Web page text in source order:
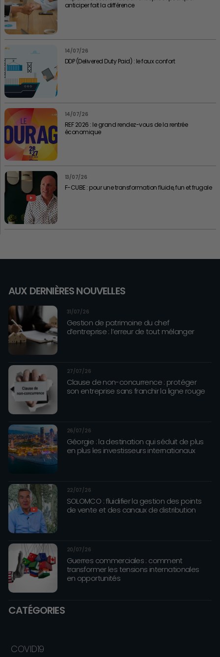
anticiper fait la différence
14/07/26
DDP (Delivered Duty Paid) : le faux confort
14/07/26
REF 2026 : le grand rendez-vous de la rentrée
économique
13/07/26
F-CUBE : pour une transformation fluide, fun et frugale
AUX DERNIÈRES NOUVELLES
31/07/26
Gestion de patrimoine du chef
d’entreprise : l’erreur de tout mélanger
27/07/26
Clause de non-concurrence : protéger
son entreprise sans franchir la ligne rouge
26/07/26
Géorgie : la destination qui séduit de plus
en plus les investisseurs internationaux
22/07/26
SOLOMCO : fluidifier la gestion des points
de vente et des canaux de distribution
20/07/26
Guerres commerciales : comment
transformer les tensions internationales
en opportunités
CATÉGORIES
COVID19